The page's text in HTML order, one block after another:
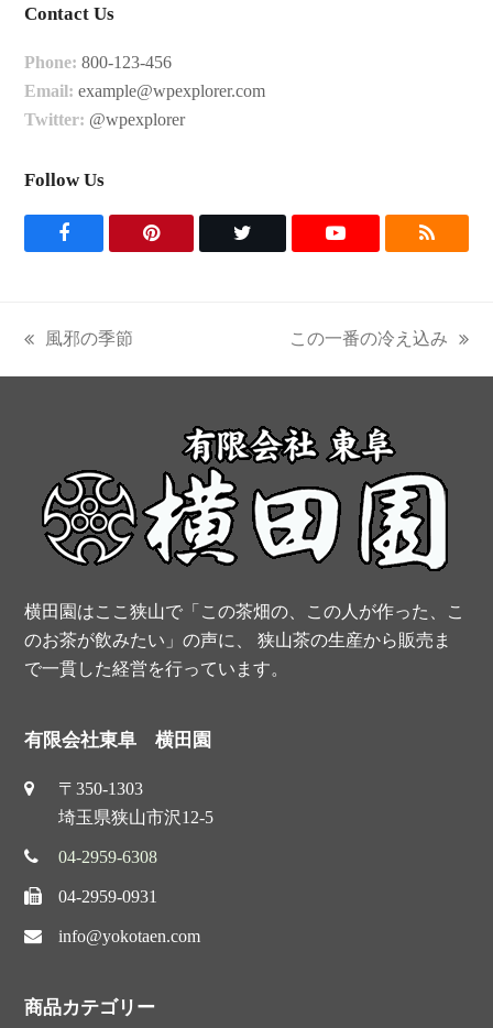
Contact Us
Phone: 800-123-456
Email: example@wpexplorer.com
Twitter: @wpexplorer
Follow Us
F
c
o
k
P
s
t
T
e
Y
u
b
R
previous
post:
風邪の季節
next
post:
この一番の冷え込み
横田園はここ狭山で「この茶畑の、この人が作った、こ
のお茶が飲みたい」の声に、 狭山茶の生産から販売ま
で一貫した経営を行っています。
有限会社東阜 横田園
〒350-1303
埼玉県狭山市沢12-5
04-2959-6308
04-2959-0931
info@yokotaen.com
商品カテゴリー